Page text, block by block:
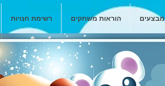
מבצעים הוראות משחקים רשימת חנויות